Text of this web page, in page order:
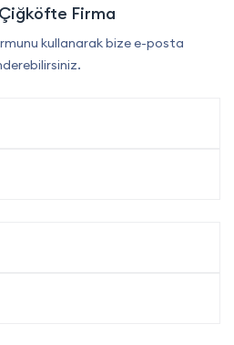
Firma
kullanarak bize e-posta